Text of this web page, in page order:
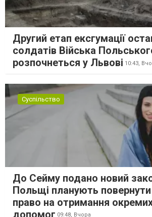
Другий етап ексгумації
солдатів Війська
розпочнеться у Львові 10:43,
Суспільство
До Сейму подано новий
Польщі планують
право на отримання
допомог 09:48, Вчора